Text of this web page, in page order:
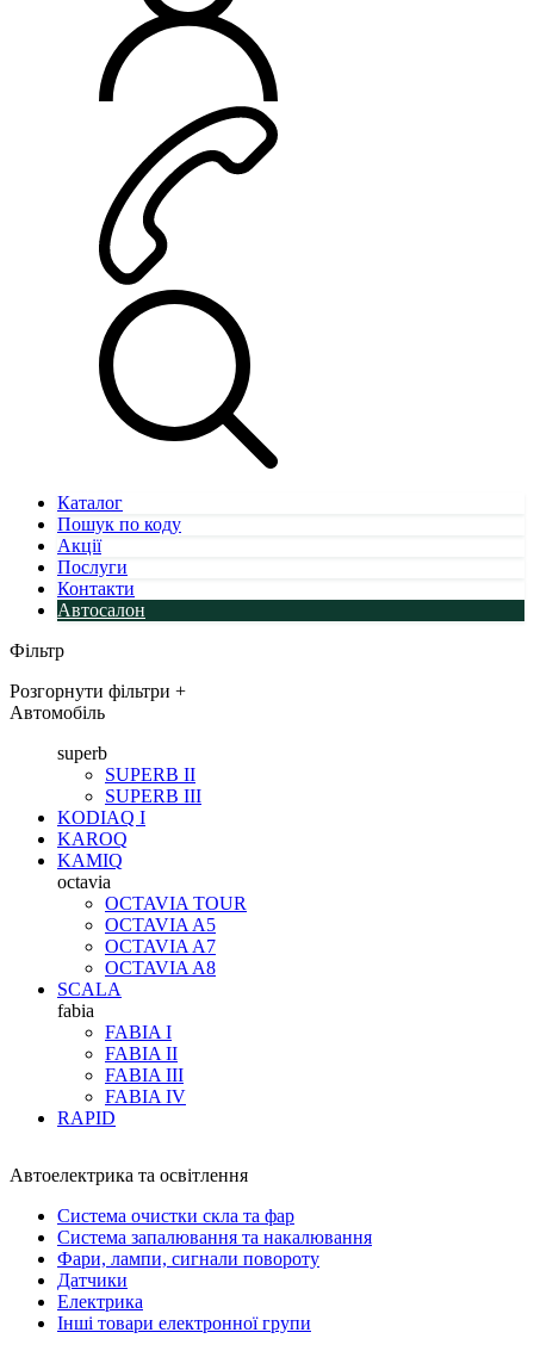
Каталог
Пошук по коду
Акції
Послуги
Контакти
Автосалон
Фільтр
Розгорнути фільтри +
Автомобіль
superb
SUPERB II
SUPERB III
KODIAQ I
KAROQ
KAMIQ
octavia
OCTAVIA TOUR
OCTAVIA A5
OCTAVIA A7
OCTAVIA A8
SCALA
fabia
FABIA I
FABIA II
FABIA III
FABIA IV
RAPID
Автоелектрика та освітлення
Система очистки скла та фар
Система запалювання та накалювання
Фари, лампи, сигнали повороту
Датчики
Електрика
Інші товари електронної групи